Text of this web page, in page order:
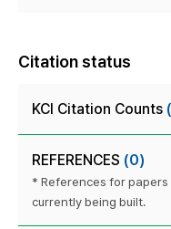
Citation status
KCI Citation Counts
REFERENCES (0)
* References for
currently being built.